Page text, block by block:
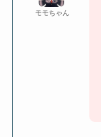
モモちゃん